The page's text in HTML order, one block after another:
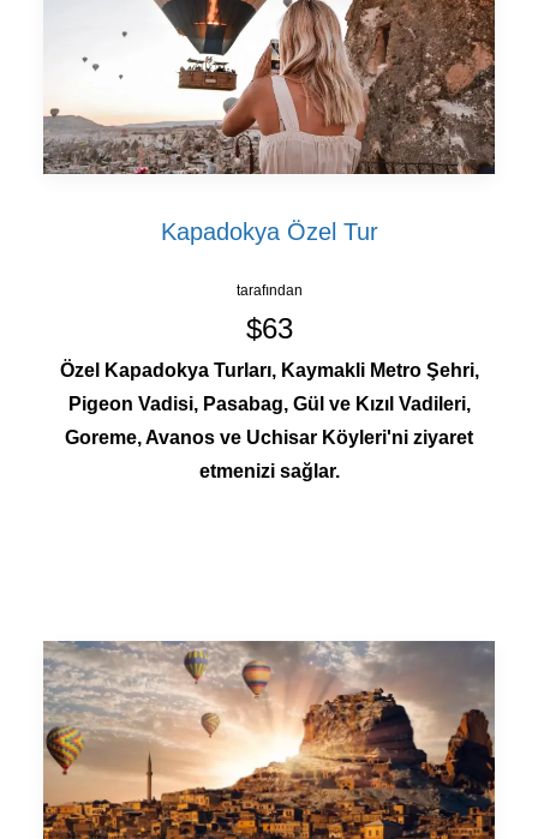
Kapadokya Özel Tur
tarafından
$63
Özel Kapadokya Turları, Kaymakli Metro Şehri,
Pigeon Vadisi, Pasabag, Gül ve Kızıl Vadileri,
Goreme, Avanos ve Uchisar Köyleri'ni ziyaret
etmenizi sağlar.